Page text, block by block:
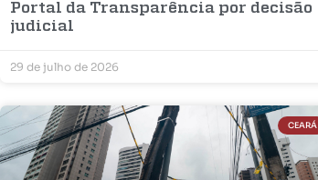
Portal da Transparência por decisão
judicial
29 de julho de 2026
CEARÁ